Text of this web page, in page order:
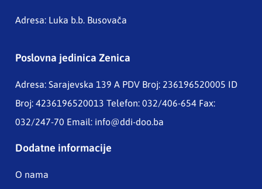
Adresa: Luka b.b. Busovača
Poslovna jedinica Zenica
Adresa: Sarajevska 139 A PDV Broj: 236196520005 ID
Broj: 4236196520013 Telefon: 032/406-654 Fax:
032/247-70 Email: info@ddi-doo.ba
Dodatne informacije
O nama